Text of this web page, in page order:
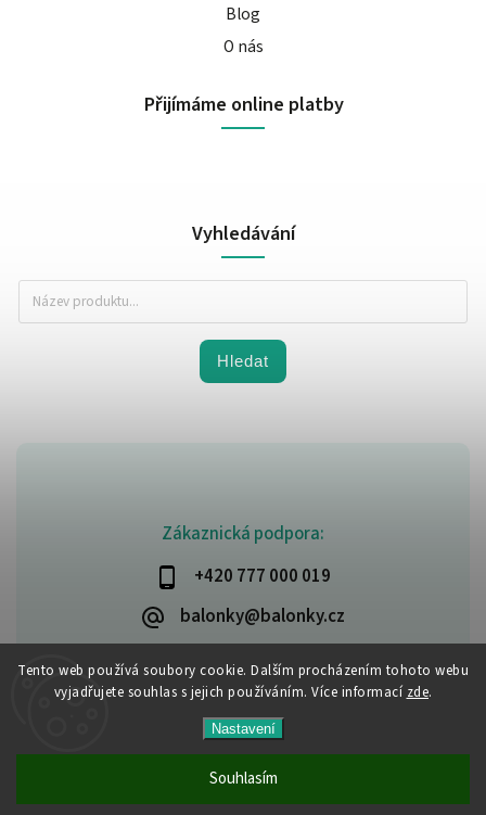
Tento web používá soubory cookie. Dalším procházením tohoto webu
vyjadřujete souhlas s jejich používáním. Více informací zde.
Nastavení
Souhlasím
Zákaznická podpora:
+420 777 000 019
balonky@balonky.cz
Blog
O nás
Přijímáme online platby
Vyhledávání
Hledat
Party-narozeniny. Všechna práva vyhrazena.
Upravit nastavení cookies
VytvořilShoptet | Design